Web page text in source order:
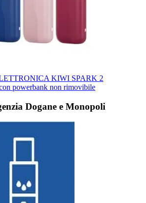
KIWI SPARK 2
powerbank non rimovibile
Dogane e Monopoli